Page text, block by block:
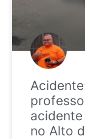
acidente
no Alto